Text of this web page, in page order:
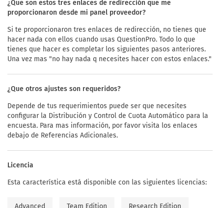
¿Que son estos tres enlaces de redirección que me
proporcionaron desde mi panel proveedor?
Si te proporcionaron tres enlaces de redirección, no tienes que
hacer nada con ellos cuando usas QuestionPro. Todo lo que
tienes que hacer es completar los siguientes pasos anteriores.
Una vez mas "no hay nada q necesites hacer con estos enlaces."
¿Que otros ajustes son requeridos?
Depende de tus requerimientos puede ser que necesites
configurar la Distribución y Control de Cuota Automático para la
encuesta. Para mas información, por favor visita los enlaces
debajo de Referencias Adicionales.
Licencia
Esta característica está disponible con las siguientes licencias:
Advanced Team Edition Research Edition